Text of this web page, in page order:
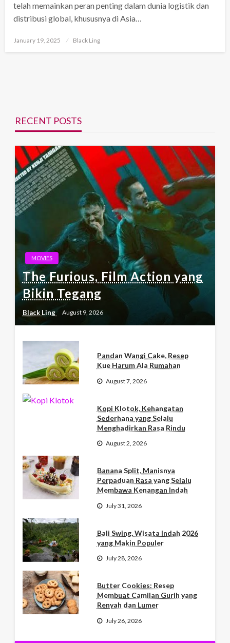
telah memainkan peran penting dalam dunia logistik dan
distribusi global, khususnya di Asia…
Posted
January 19, 2025 Black Ling
RECENT POSTS
MOVIES
The Furious, Film Action yang
Bikin Tegang
Black Ling August 9, 2026
Pandan Wangi Cake, Resep
Kue Harum Ala Rumahan
August 7, 2026
Kopi Klotok, Kehangatan
Sederhana yang Selalu
Menghadirkan Rasa Rindu
August 2, 2026
Banana Split, Manisnya
Perpaduan Rasa yang Selalu
Membawa Kenangan Indah
July 31, 2026
Bali Swing, Wisata Indah 2026
yang Makin Populer
July 28, 2026
Butter Cookies: Resep
Membuat Camilan Gurih yang
Renyah dan Lumer
July 26, 2026